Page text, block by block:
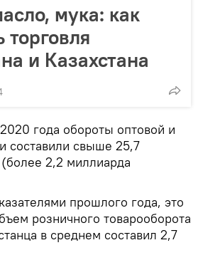
мука: как
и Казахстана
года обороты оптовой и
составили свыше 25,7
2,2 миллиарда
прошлого года, это
розничного товарооборота
в среднем составил 2,7